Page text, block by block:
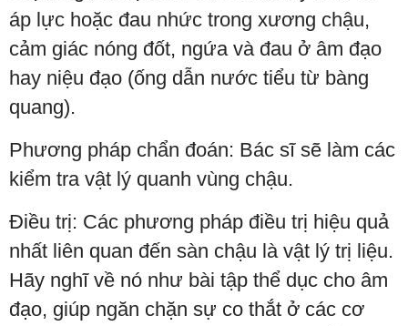
áp lực hoặc đau nhức trong xương chậu,
cảm giác nóng đốt, ngứa và đau ở âm đạo
hay niệu đạo (ống dẫn nước tiểu từ bàng
quang).
Phương pháp chẩn đoán: Bác sĩ sẽ làm các
kiểm tra vật lý quanh vùng chậu.
Điều trị: Các phương pháp điều trị hiệu quả
nhất liên quan đến sàn chậu là vật lý trị liệu.
Hãy nghĩ về nó như bài tập thể dục cho âm
đạo, giúp ngăn chặn sự co thắt ở các cơ